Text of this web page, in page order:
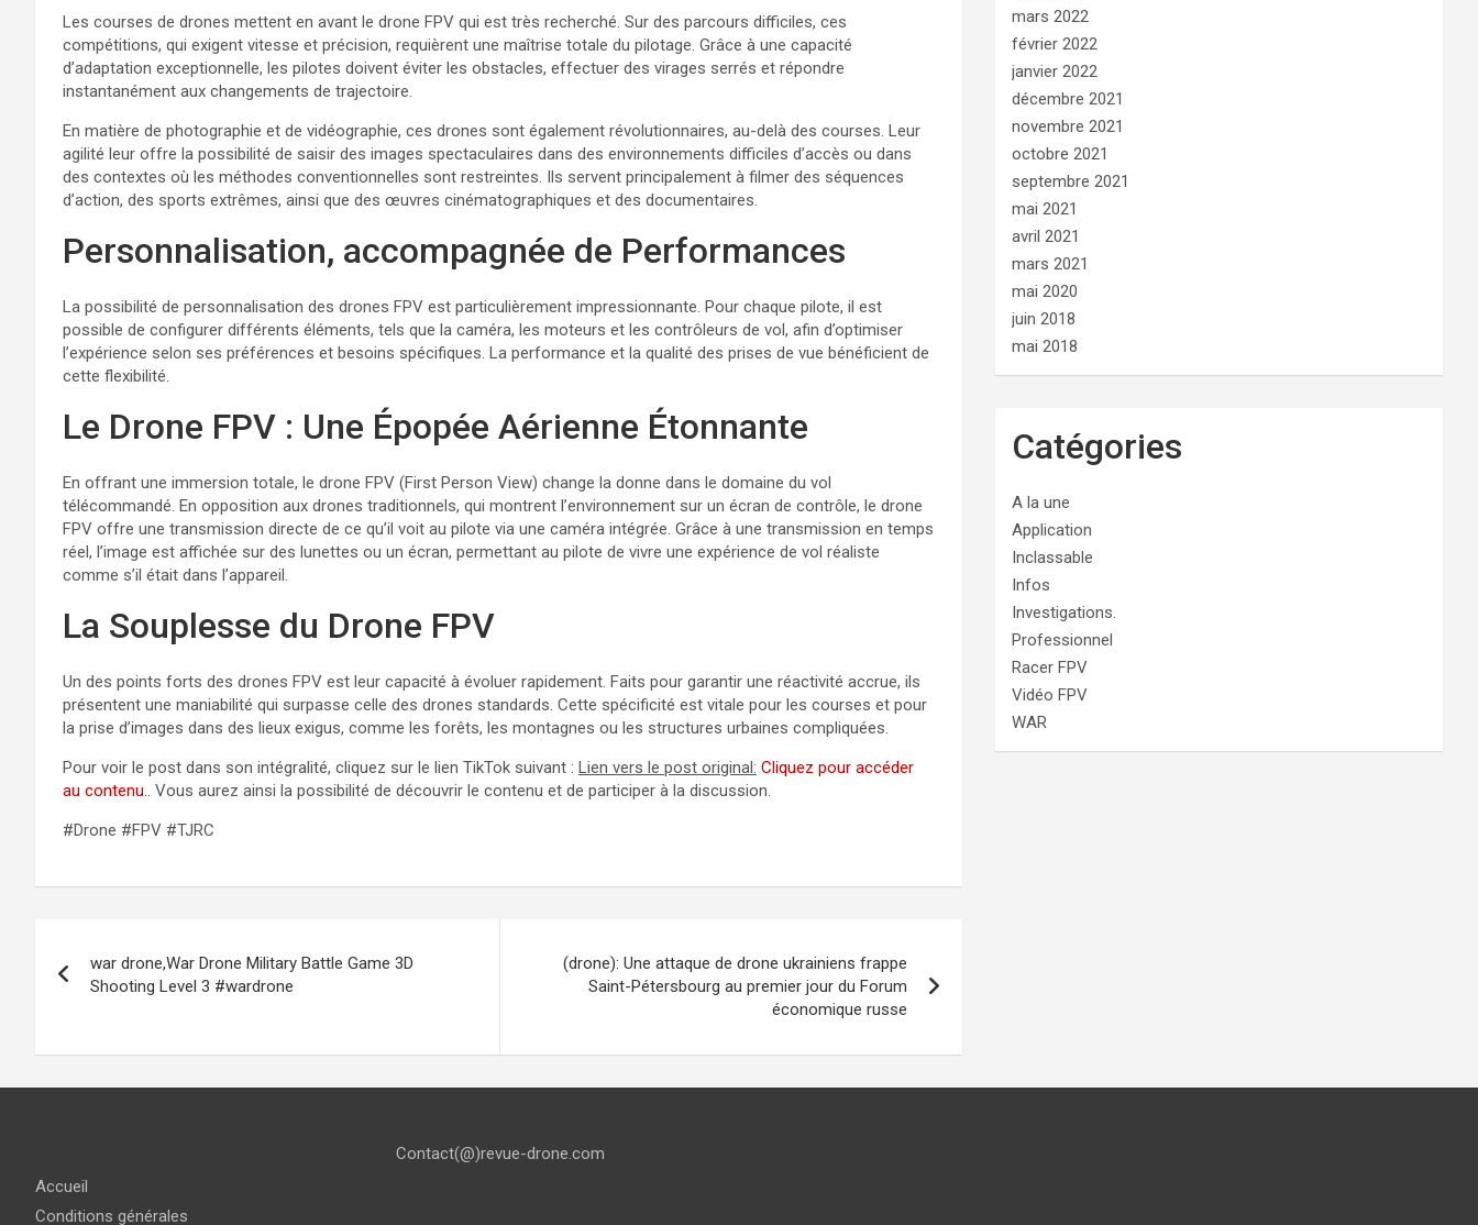
Les courses de drones mettent en avant le drone FPV qui est très recherché. Sur des parcours difficiles, ces
compétitions, qui exigent vitesse et précision, requièrent une maîtrise totale du pilotage. Grâce à une capacité
d’adaptation exceptionnelle, les pilotes doivent éviter les obstacles, effectuer des virages serrés et répondre
instantanément aux changements de trajectoire.
En matière de photographie et de vidéographie, ces drones sont également révolutionnaires, au-delà des courses. Leur
agilité leur offre la possibilité de saisir des images spectaculaires dans des environnements difficiles d’accès ou dans
des contextes où les méthodes conventionnelles sont restreintes. Ils servent principalement à filmer des séquences
d’action, des sports extrêmes, ainsi que des œuvres cinématographiques et des documentaires.
Personnalisation, accompagnée de Performances
La possibilité de personnalisation des drones FPV est particulièrement impressionnante. Pour chaque pilote, il est
possible de configurer différents éléments, tels que la caméra, les moteurs et les contrôleurs de vol, afin d’optimiser
l’expérience selon ses préférences et besoins spécifiques. La performance et la qualité des prises de vue bénéficient de
cette flexibilité.
Le Drone FPV : Une Épopée Aérienne Étonnante
En offrant une immersion totale, le drone FPV (First Person View) change la donne dans le domaine du vol
télécommandé. En opposition aux drones traditionnels, qui montrent l’environnement sur un écran de contrôle, le drone
FPV offre une transmission directe de ce qu’il voit au pilote via une caméra intégrée. Grâce à une transmission en temps
réel, l’image est affichée sur des lunettes ou un écran, permettant au pilote de vivre une expérience de vol réaliste
comme s’il était dans l’appareil.
La Souplesse du Drone FPV
Un des points forts des drones FPV est leur capacité à évoluer rapidement. Faits pour garantir une réactivité accrue, ils
présentent une maniabilité qui surpasse celle des drones standards. Cette spécificité est vitale pour les courses et pour
la prise d’images dans des lieux exigus, comme les forêts, les montagnes ou les structures urbaines compliquées.
Pour voir le post dans son intégralité, cliquez sur le lien TikTok suivant : Lien vers le post original: Cliquez pour accéder
au contenu.. Vous aurez ainsi la possibilité de découvrir le contenu et de participer à la discussion.
#Drone #FPV #TJRC
de
war drone,War Drone Military Battle Game 3D
Shooting Level 3 #wardrone
(drone): Une attaque de drone ukrainiens frappe
Saint-Pétersbourg au premier jour du Forum
économique russe
mars 2022
février 2022
janvier 2022
décembre 2021
novembre 2021
octobre 2021
septembre 2021
mai 2021
avril 2021
mars 2021
mai 2020
juin 2018
mai 2018
Catégories
A la une
Application
Inclassable
Infos
Investigations.
Professionnel
Racer FPV
Vidéo FPV
WAR
Accueil
Conditions générales
Contact(@)revue-drone.com